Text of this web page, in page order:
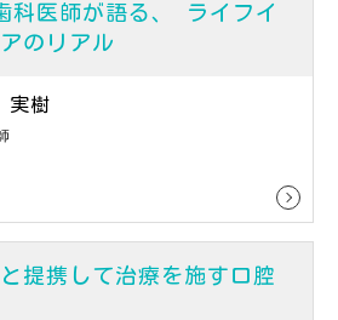
科医師が語る、 ライフイ
のリアル
樹
提携して治療を施す口腔